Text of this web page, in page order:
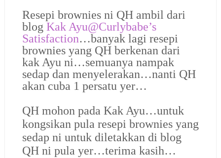
Resepi brownies ni QH ambil dari
blog Kak Ayu@Curlybabe’s
Satisfaction…banyak lagi resepi
brownies yang QH berkenan dari
kak Ayu ni…semuanya nampak
sedap dan menyelerakan…nanti QH
akan cuba 1 persatu yer…
QH mohon pada Kak Ayu…untuk
kongsikan pula resepi brownies yang
sedap ni untuk diletakkan di blog
QH ni pula yer…terima kasih…